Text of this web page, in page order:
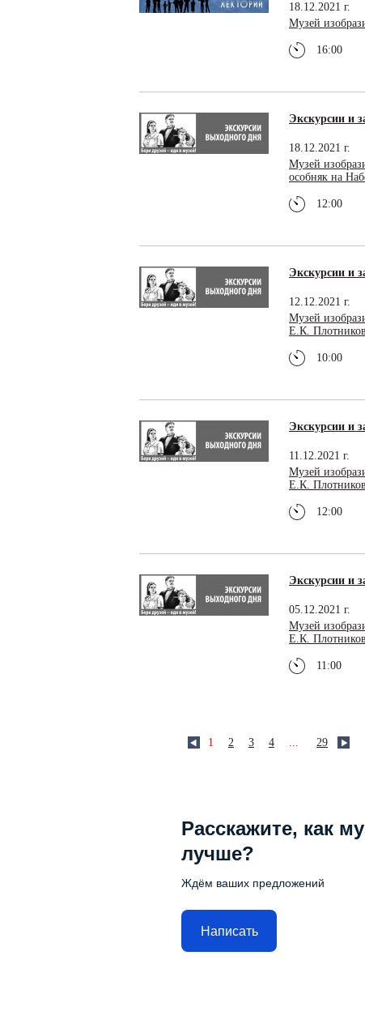
18.12.2021 г.
Музей
16:00
Экскурсии и
18.12.2021 г.
Музей
особняк на
12:00
Экскурсии и
12.12.2021 г.
Музей
Е.К.
10:00
Экскурсии и
11.12.2021 г.
Музей
Е.К.
12:00
Экскурсии и
05.12.2021 г.
Музей
Е.К.
11:00
1 2 3 4 ... 29
Расскажите, как
лучше?
Ждём ваших предложений
Написать